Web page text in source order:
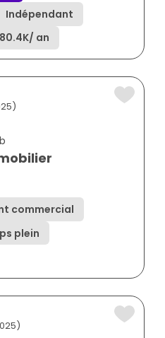
Indépendant
80.4K/ an
commercial
plein